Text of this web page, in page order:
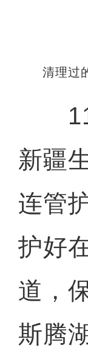
清理过
11
新疆
连管
护好
道，
斯腾